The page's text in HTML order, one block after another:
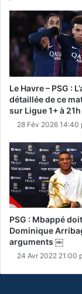
Le Havre – PSG :
détaillée de ce
sur Ligue 1+ à 21h
28 Fév 2026 14:40
PSG : Mbappé
Dominique
arguments ￼
24 Avr 2022 21:00